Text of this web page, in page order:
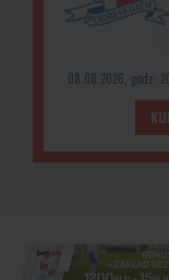
08.08.2026, godz: